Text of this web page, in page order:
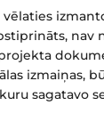
vēlaties
nav
izmaiņas,
sagatavo